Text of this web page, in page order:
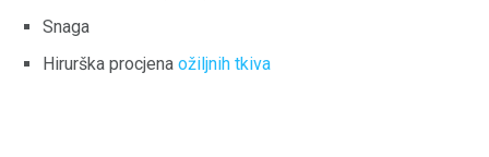
Snaga
Hirurška procjena ožiljnih tkiva